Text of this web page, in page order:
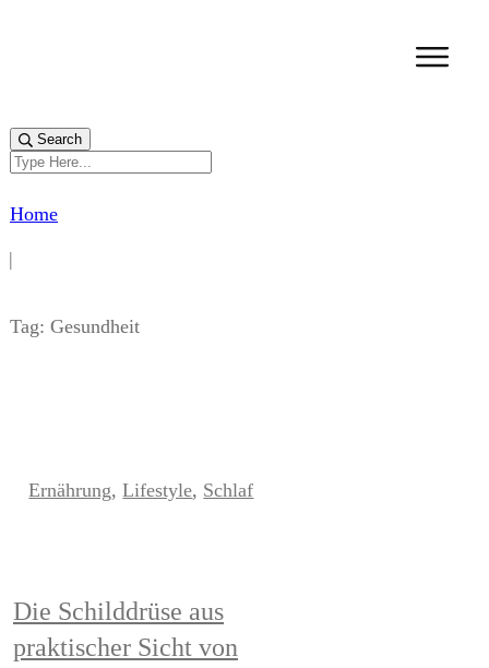
Search
Home
|
Tag: Gesundheit
Ernährung,Lifestyle, Schlaf
Die Schilddrüse aus
praktischer Sicht von